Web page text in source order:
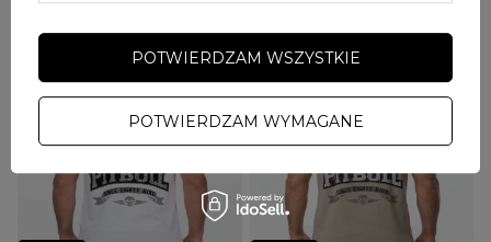
POTWIERDZAM WYMAGANE
POTWIERDZAM WSZYSTKIE